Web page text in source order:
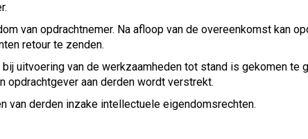
van opdrachtnemer. Na afloop van de overeenkomst kan
retour te zenden.
uitvoering van de werkzaamheden tot stand is gekomen te
aan derden wordt verstrekt.
van derden inzake intellectuele eigendomsrechten.